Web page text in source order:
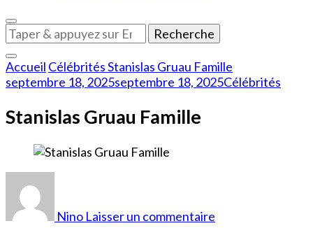
Vous
recherchiez
quelque
chose
?
Accueil CélébritésStanislas Gruau Famille
septembre 18, 2025septembre 18, 2025Célébrités
Stanislas Gruau Famille
Nino Laisser un commentaire
Famille